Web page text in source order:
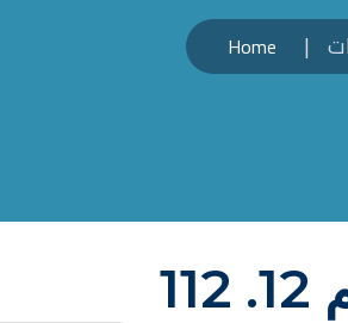
Home
القانون رقم 12. 112